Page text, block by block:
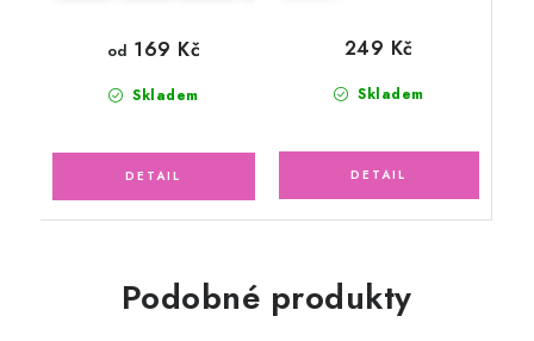
Skladem
od 169 Kč
Skladem
249 Kč
Podobné produkty